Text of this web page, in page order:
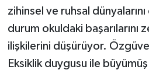
zihinsel ve ruhsal
durum okuldaki başarılarını
ilişkilerini düşürüyor.
Eksiklik duygusu ile